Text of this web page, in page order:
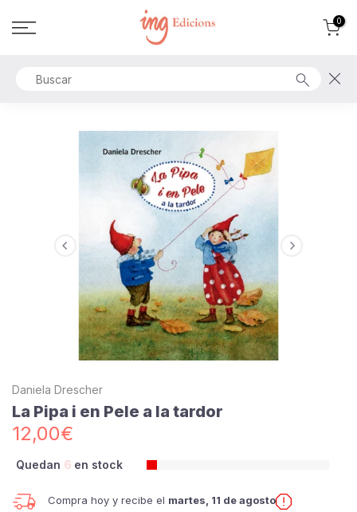
al
0
Daniela Drescher
La Pipa i en Pele a la tardor
12,00€
Quedan 6 en stock
Compra hoy y recibe el martes, 11 de agosto